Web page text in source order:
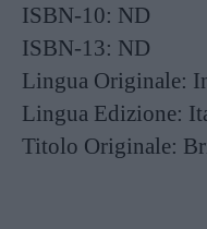
ISBN-10: ND
ISBN-13: ND
Lingua Originale:
Lingua Edizione:
Titolo Originale: